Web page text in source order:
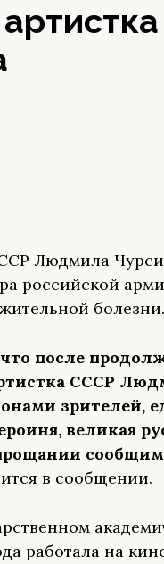
Людмила
российской
болезни.
после
СССР
зрителей,
великая
в сообщении.
работала на